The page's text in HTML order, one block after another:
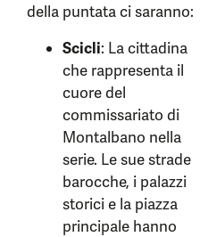
della puntata ci saranno:
Scicli: La cittadina
che rappresenta il
cuore del
commissariato di
Montalbano nella
serie. Le sue strade
barocche, i palazzi
storici e la piazza
principale hanno